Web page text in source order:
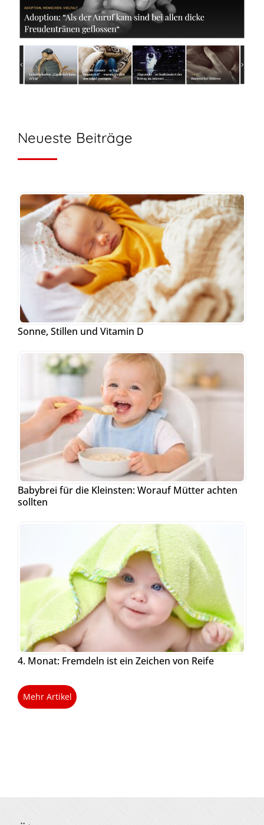
Neueste Beiträge
Sonne, Stillen und Vitamin D
Babybrei für die Kleinsten: Worauf Mütter achten
sollten
4. Monat: Fremdeln ist ein Zeichen von Reife
Mehr Artikel